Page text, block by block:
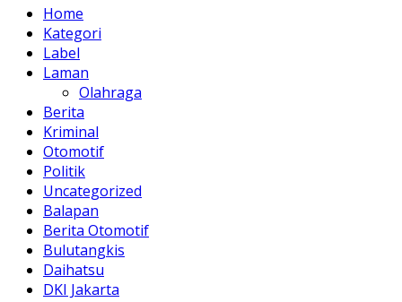
Home
Kategori
Label
Laman
Olahraga
Berita
Kriminal
Otomotif
Politik
Uncategorized
Balapan
Berita Otomotif
Bulutangkis
Daihatsu
DKI Jakarta